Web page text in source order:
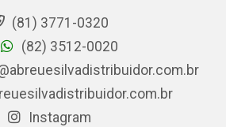
(81) 3771-0320
(82) 3512-0020
Instagram